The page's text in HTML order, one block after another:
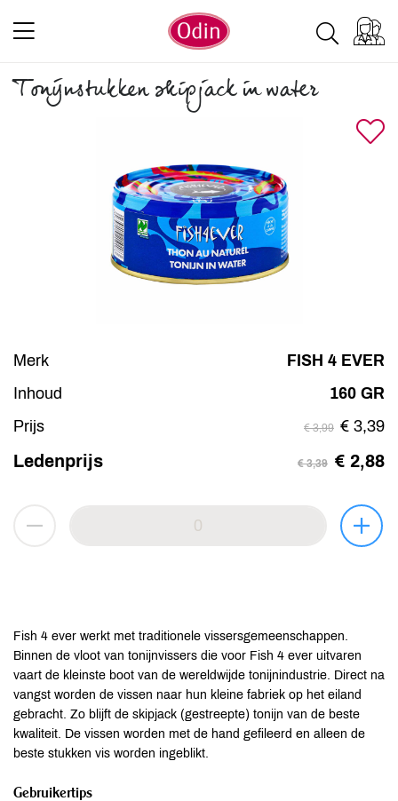
Tonijnstukken skipjack in water
Merk
FISH 4 EVER
Inhoud
160 GR
Prijs
€ 3,99 € 3,39
Ledenprijs € 3,39 € 2,88
Fish 4 ever werkt met traditionele vissersgemeenschappen.
Binnen de vloot van tonijnvissers die voor Fish 4 ever uitvaren
vaart de kleinste boot van de wereldwijde tonijnindustrie. Direct na
vangst worden de vissen naar hun kleine fabriek op het eiland
gebracht. Zo blijft de skipjack (gestreepte) tonijn van de beste
kwaliteit. De vissen worden met de hand gefileerd en alleen de
beste stukken vis worden ingeblikt.
Gebruikertips